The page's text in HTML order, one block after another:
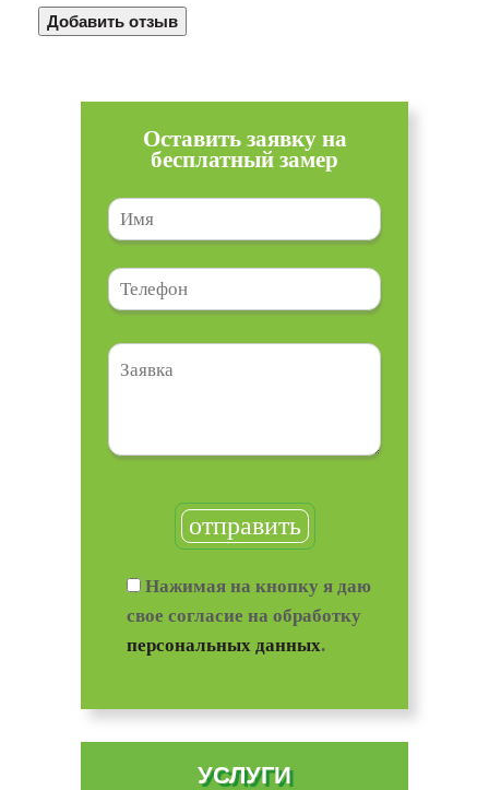
Оставить заявку на
бесплатный замер
Нажимая на кнопку я даю
свое согласие на обработку
персональных данных.
УСЛУГИ